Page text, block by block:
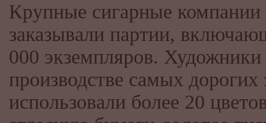
Крупные сигарные компании
заказывали партии,
000 экземпляров. Художники
производстве самых дорогих
использовали более 20